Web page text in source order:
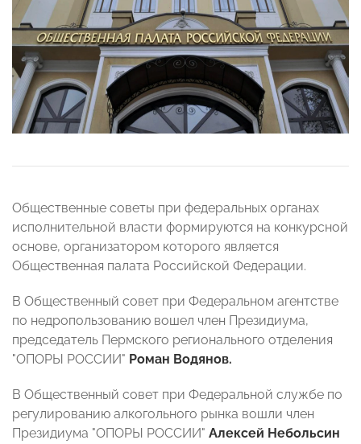
Общественные советы при федеральных органах
исполнительной власти формируются на конкурсной
основе, организатором которого является
Общественная палата Российской Федерации.
В Общественный совет при Федеральном агентстве
по недропользованию вошел член Президиума,
председатель Пермского регионального отделения
"ОПОРЫ РОССИИ" Роман Водянов.
В Общественный совет при Федеральной службе по
регулированию алкогольного рынка вошли член
Президиума "ОПОРЫ РОССИИ" Алексей Небольсин